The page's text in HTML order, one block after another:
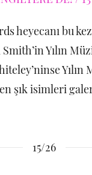
heyecanı bu
Smith’in Yılın
Yılın
şık isimleri
15/26